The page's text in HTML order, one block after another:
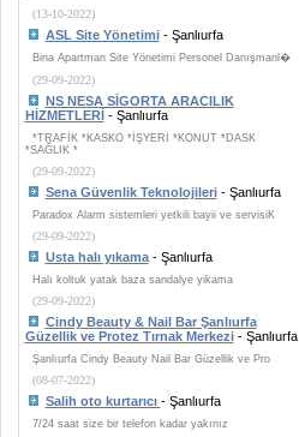
(13-10-2022)
ASL Site Yönetimi- Şanlıurfa
Bina Apartman Site Yönetimi Personel Danışmanl�
(29-09-2022)
NS NESA SİGORTA ARACILIK
HİZMETLERİ- Şanlıurfa
*TRAFİK *KASKO *İŞYERİ *KONUT *DASK
*SAĞLIK *
(29-09-2022)
Sena Güvenlik Teknolojileri- Şanlıurfa
Paradox Alarm sistemleri yetkili bayii ve servisiK
(29-09-2022)
Usta halı yıkama- Şanlıurfa
Halı koltuk yatak baza sandalye yikama
(29-09-2022)
Cindy Beauty & Nail Bar Şanlıurfa
Güzellik ve Protez Tırnak Merkezi- Şanlıurfa
Şanlıurfa Cindy Beauty Nail Bar Güzellik ve Pro
(08-07-2022)
Salih oto kurtarıcı - Şanlıurfa
7/24 saat size bir telefon kadar yakınız